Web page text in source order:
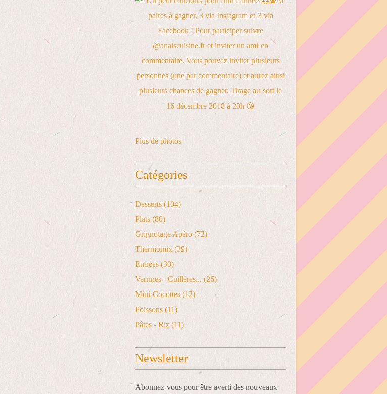
Plus de photos
Catégories
Desserts (104)
Plats (80)
Grignotage Apéro (72)
Thermomix (39)
Entrées (30)
Verrines - Cuillères... (26)
Mini-Cocottes (12)
Poissons (11)
Pâtes - Riz (11)
Newsletter
Abonnez-vous pour être averti des nouveaux